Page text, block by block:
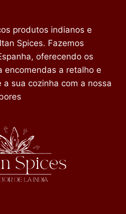
produtos indianos e
Spices. Fazemos
oferecendo os
encomendas a retalho e
a sua cozinha com a nossa